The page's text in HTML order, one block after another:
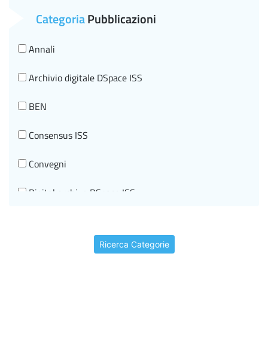
Salute Mentale
CategoriaPubblicazioni
Annali
Archivio digitale DSpace ISS
BEN
Consensus ISS
Convegni
Digital archive DSpace ISS
Editorial informationRicerca Categorie